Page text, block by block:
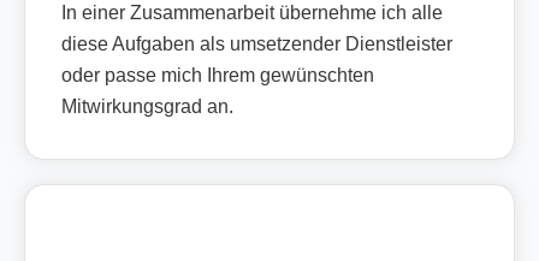
In einer Zusammenarbeit übernehme ich alle
diese Aufgaben als umsetzender Dienstleister
oder passe mich Ihrem gewünschten
Mitwirkungsgrad an.